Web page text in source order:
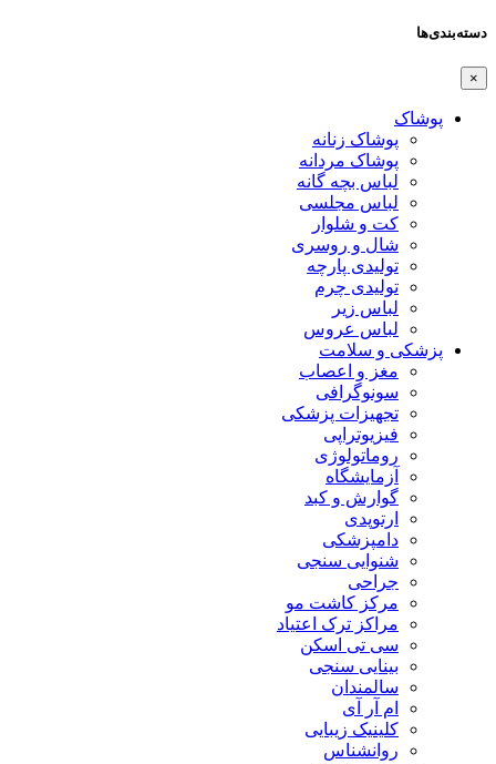
دسته‌بندی‌ها
×
پوشاک
پوشاک زنانه
پوشاک مردانه
لباس بچه گانه
لباس مجلسی
کت و شلوار
شال و روسری
تولیدی پارچه
تولیدی چرم
لباس زیر
لباس عروس
پزشکی و سلامت
مغز و اعصاب
سونوگرافی
تجهیزات پزشکی
فیزیوتراپی
روماتولوژی
آزمایشگاه
گوارش و کبد
ارتوپدی
دامپزشکی
شنوایی سنجی
جراحی
مرکز کاشت مو
مراکز ترک اعتیاد
سی تی اسکن
بینایی سنجی
سالمندان
ام آر آی
کلینیک زیبایی
روانشناس